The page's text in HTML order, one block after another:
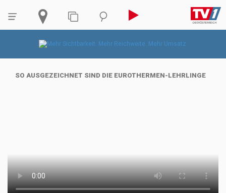
SO AUSGEZEICHNET SIND DIE EUROTHERMEN-LEHRLINGE